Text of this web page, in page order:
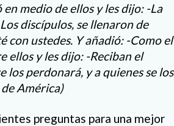
medio de ellos y les dijo: -La
discípulos, se llenaron de
con ustedes. Y añadió: -Como el
ellos y les dijo: -Reciban el
los perdonará, y a quienes se los
América)
preguntas para una mejor